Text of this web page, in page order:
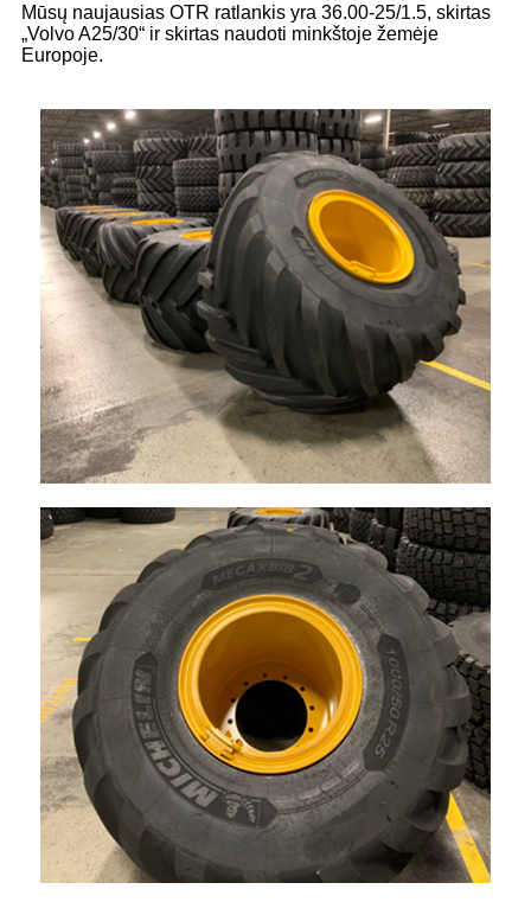
Mūsų naujausias OTR ratlankis yra 36.00-25/1.5, skirtas
„Volvo A25/30“ ir skirtas naudoti minkštoje žemėje
Europoje.